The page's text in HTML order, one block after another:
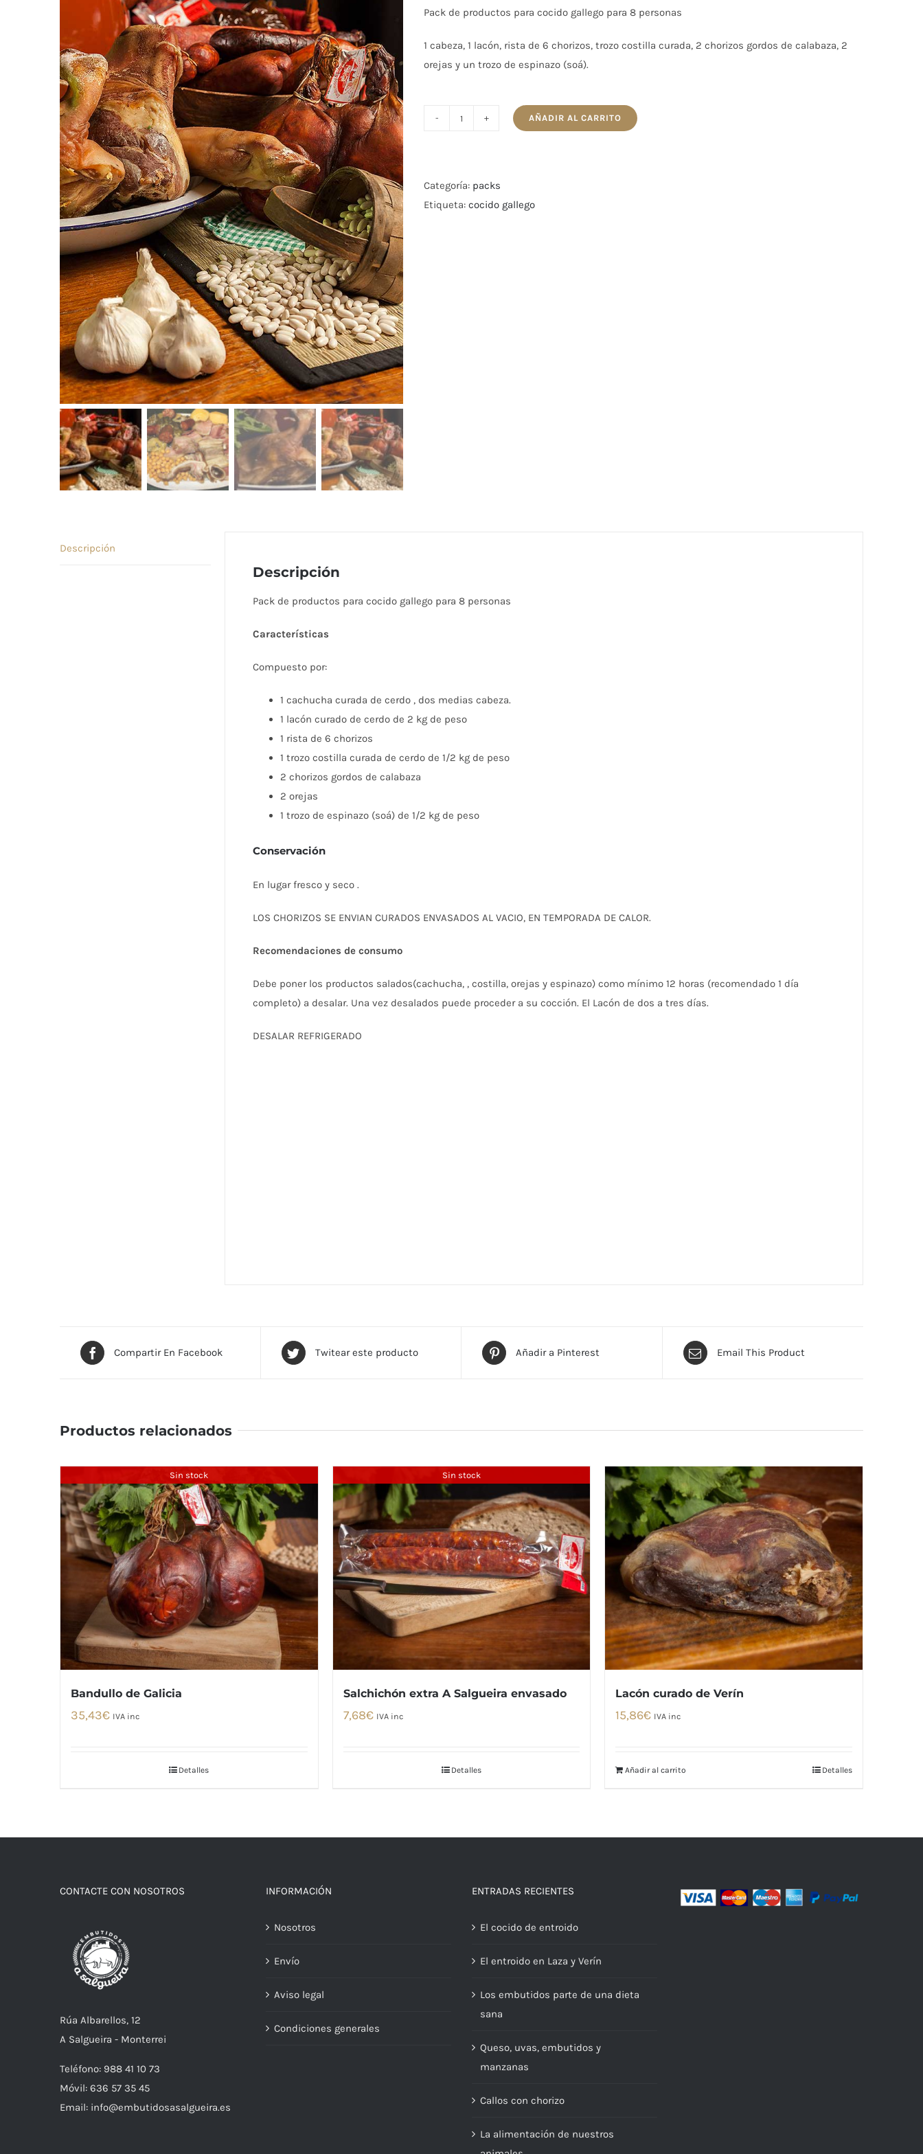
Pack de productos para cocido gallego para 8 personas
1 cabeza, 1 lacón, rista de 6 chorizos, trozo costilla curada, 2 chorizos gordos de calabaza, 2
orejas y un trozo de espinazo (soá).
cantidad
AÑADIR AL CARRITO
Categoría: packs
Etiqueta: cocido gallego
Descripción
Descripción
Pack de productos para cocido gallego para 8 personas
Características
Compuesto por:
1 cachucha curada de cerdo , dos medias cabeza.
1 lacón curado de cerdo de 2 kg de peso
1 rista de 6 chorizos
1 trozo costilla curada de cerdo de 1/2 kg de peso
2 chorizos gordos de calabaza
2 orejas
1 trozo de espinazo (soá) de 1/2 kg de peso
Conservación
En lugar fresco y seco .
LOS CHORIZOS SE ENVIAN CURADOS ENVASADOS AL VACIO, EN TEMPORADA DE CALOR.
Recomendaciones de consumo
Debe poner los productos salados(cachucha, , costilla, orejas y espinazo) como mínimo 12 horas (recomendado 1 día
completo) a desalar. Una vez desalados puede proceder a su cocción. El Lacón de dos a tres días.
DESALAR REFRIGERADO
Compartir En Facebook Twitear este producto Añadir a Pinterest Email This Product
Productos relacionados
Sin stock
Bandullo de Galicia
35,43€ IVA inc
Detalles
Sin stock
Salchichón extra A Salgueira envasado
7,68€ IVA inc
Detalles
Lacón curado de Verín
15,86€ IVA inc
Añadir al carrito Detalles
CONTACTE CON NOSOTROS
Rúa Albarellos, 12
A Salgueira - Monterrei
Teléfono: 988 41 10 73
Móvil: 636 57 35 45
Email: info@embutidosasalgueira.es
INFORMACIÓN
Nosotros
Envío
Aviso legal
Condiciones generales
ENTRADAS RECIENTES
El cocido de entroido
El entroido en Laza y Verín
Los embutidos parte de una dieta
sana
Queso, uvas, embutidos y
manzanas
Callos con chorizo
La alimentación de nuestros